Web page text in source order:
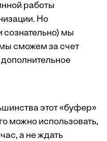
работы
Но
сознательно) мы
сможем за счет
дополнительное
этот «буфер»
можно использовать,
а не ждать